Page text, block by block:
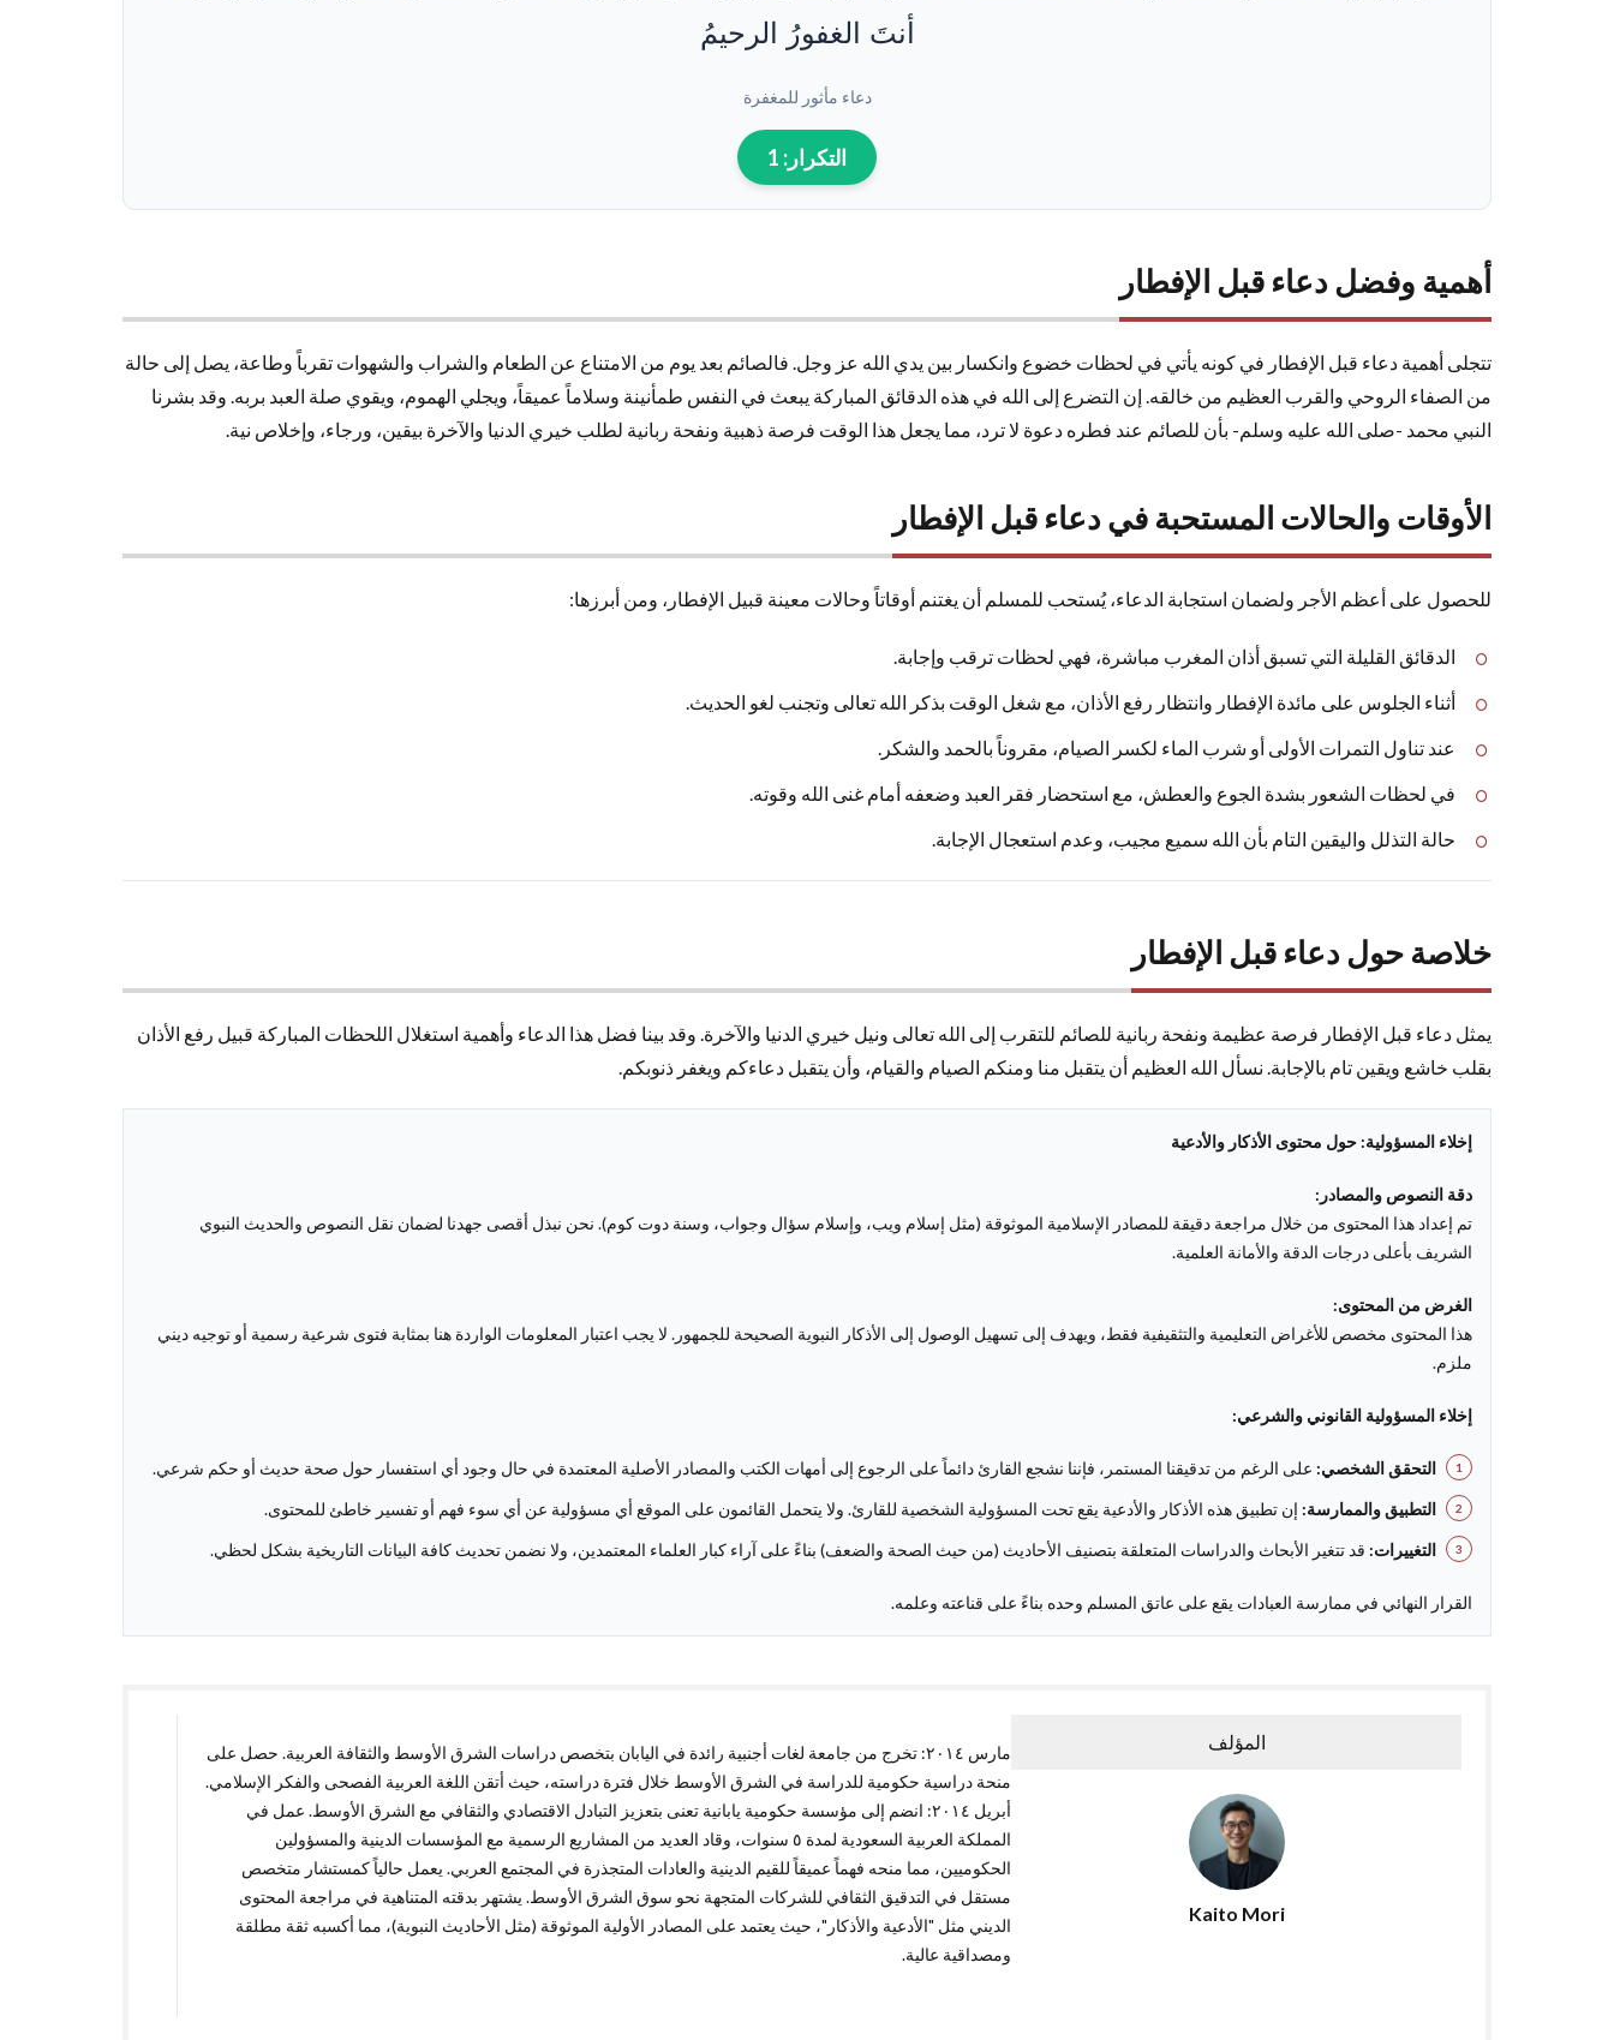
أنتَ الغفورُ الرحيمُ
دعاء مأثور للمغفرة
التكرار: 1
أهمية وفضل دعاء قبل الإفطار
تتجلى أهمية دعاء قبل الإفطار في كونه يأتي في لحظات خضوع وانكسار بين يدي الله عز وجل. فالصائم بعد يوم من الامتناع عن الطعام والشراب والشهوات تقرباً وطاعة، يصل إلى حالة
من الصفاء الروحي والقرب العظيم من خالقه. إن التضرع إلى الله في هذه الدقائق المباركة يبعث في النفس طمأنينة وسلاماً عميقاً، ويجلي الهموم، ويقوي صلة العبد بربه. وقد بشرنا
النبي محمد -صلى الله عليه وسلم- بأن للصائم عند فطره دعوة لا ترد، مما يجعل هذا الوقت فرصة ذهبية ونفحة ربانية لطلب خيري الدنيا والآخرة بيقين، ورجاء، وإخلاص نية.
الأوقات والحالات المستحبة في دعاء قبل الإفطار
للحصول على أعظم الأجر ولضمان استجابة الدعاء، يُستحب للمسلم أن يغتنم أوقاتاً وحالات معينة قبيل الإفطار، ومن أبرزها:
الدقائق القليلة التي تسبق أذان المغرب مباشرة، فهي لحظات ترقب وإجابة.
أثناء الجلوس على مائدة الإفطار وانتظار رفع الأذان، مع شغل الوقت بذكر الله تعالى وتجنب لغو الحديث.
عند تناول التمرات الأولى أو شرب الماء لكسر الصيام، مقروناً بالحمد والشكر.
في لحظات الشعور بشدة الجوع والعطش، مع استحضار فقر العبد وضعفه أمام غنى الله وقوته.
حالة التذلل واليقين التام بأن الله سميع مجيب، وعدم استعجال الإجابة.
خلاصة حول دعاء قبل الإفطار
يمثل دعاء قبل الإفطار فرصة عظيمة ونفحة ربانية للصائم للتقرب إلى الله تعالى ونيل خيري الدنيا والآخرة. وقد بينا فضل هذا الدعاء وأهمية استغلال اللحظات المباركة قبيل رفع الأذان
بقلب خاشع ويقين تام بالإجابة. نسأل الله العظيم أن يتقبل منا ومنكم الصيام والقيام، وأن يتقبل دعاءكم ويغفر ذنوبكم.
إخلاء المسؤولية: حول محتوى الأذكار والأدعية
دقة النصوص والمصادر:
تم إعداد هذا المحتوى من خلال مراجعة دقيقة للمصادر الإسلامية الموثوقة (مثل إسلام ويب، وإسلام سؤال وجواب، وسنة دوت كوم). نحن نبذل أقصى جهدنا لضمان نقل النصوص والحديث النبوي
الشريف بأعلى درجات الدقة والأمانة العلمية.
الغرض من المحتوى:
هذا المحتوى مخصص للأغراض التعليمية والتثقيفية فقط، ويهدف إلى تسهيل الوصول إلى الأذكار النبوية الصحيحة للجمهور. لا يجب اعتبار المعلومات الواردة هنا بمثابة فتوى شرعية رسمية أو توجيه ديني
ملزم.
إخلاء المسؤولية القانوني والشرعي:
التحقق الشخصي: على الرغم من تدقيقنا المستمر، فإننا نشجع القارئ دائماً على الرجوع إلى أمهات الكتب والمصادر الأصلية المعتمدة في حال وجود أي استفسار حول صحة حديث أو حكم شرعي.
التطبيق والممارسة: إن تطبيق هذه الأذكار والأدعية يقع تحت المسؤولية الشخصية للقارئ. ولا يتحمل القائمون على الموقع أي مسؤولية عن أي سوء فهم أو تفسير خاطئ للمحتوى.
التغييرات: قد تتغير الأبحاث والدراسات المتعلقة بتصنيف الأحاديث (من حيث الصحة والضعف) بناءً على آراء كبار العلماء المعتمدين، ولا نضمن تحديث كافة البيانات التاريخية بشكل لحظي.
القرار النهائي في ممارسة العبادات يقع على عاتق المسلم وحده بناءً على قناعته وعلمه.
المؤلف
Kaito Mori
مارس ٢٠١٤: تخرج من جامعة لغات أجنبية رائدة في اليابان بتخصص دراسات الشرق الأوسط والثقافة العربية. حصل على
منحة دراسية حكومية للدراسة في الشرق الأوسط خلال فترة دراسته، حيث أتقن اللغة العربية الفصحى والفكر الإسلامي.
أبريل ٢٠١٤: انضم إلى مؤسسة حكومية يابانية تعنى بتعزيز التبادل الاقتصادي والثقافي مع الشرق الأوسط. عمل في
المملكة العربية السعودية لمدة ٥ سنوات، وقاد العديد من المشاريع الرسمية مع المؤسسات الدينية والمسؤولين
الحكوميين، مما منحه فهماً عميقاً للقيم الدينية والعادات المتجذرة في المجتمع العربي. يعمل حالياً كمستشار متخصص
مستقل في التدقيق الثقافي للشركات المتجهة نحو سوق الشرق الأوسط. يشتهر بدقته المتناهية في مراجعة المحتوى
الديني مثل "الأدعية والأذكار"، حيث يعتمد على المصادر الأولية الموثوقة (مثل الأحاديث النبوية)، مما أكسبه ثقة مطلقة
ومصداقية عالية.